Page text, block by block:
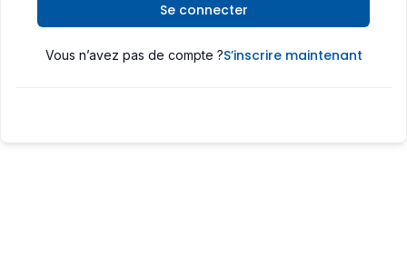
Se connecter
Vous n’avez pas de compte ?S’inscrire maintenant